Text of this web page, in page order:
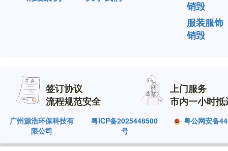
销毁
服装服饰
销毁
签订协议
流程规范安全
上门服务
市内一小时抵
广州源浩环保科技有
限公司
粤ICP备2025448500
号
粤公网安备